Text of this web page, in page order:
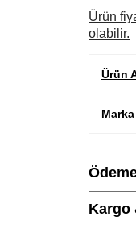
Ürün
olabilir.
Ürün
Marka
Metal
Kargo